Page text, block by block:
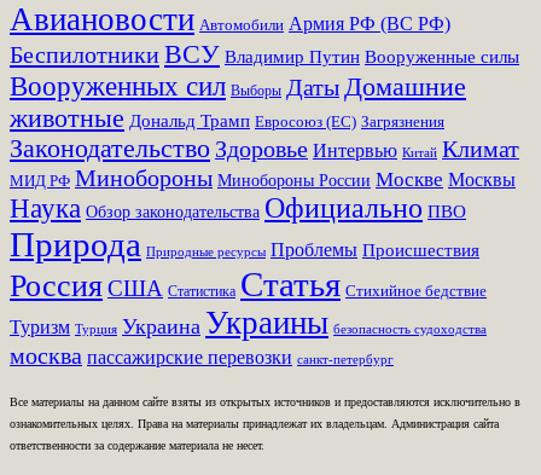
Авиановости Автомобили Армия РФ (ВС РФ)
БеспилотникиВСУ Владимир Путин Вооруженные силы
Вооруженных сил Выборы ДатыДомашние
животные Дональд Трамп Евросоюз (ЕС) Загрязнения
Законодательство Здоровье Интервью Китай Климат
МИД РФ Минобороны Минобороны России Москве Москвы
Наука Обзор законодательства Официально ПВО
Природа Природные ресурсы Проблемы Происшествия
РоссияСША Статистика Статья Стихийное бедствие
Туризм Турция Украина Украины безопасность судоходства
москва пассажирские перевозки санкт-петербург
Все материалы на данном сайте взяты из открытых источников и предоставляются исключительно в
ознакомительных целях. Права на материалы принадлежат их владельцам. Администрация сайта
ответственности за содержание материала не несет.